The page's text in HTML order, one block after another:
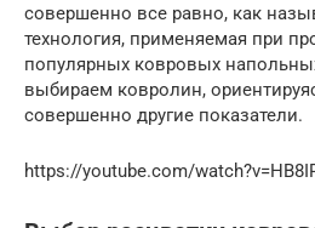
совершенно все равно, как
технология, применяемая при
популярных ковровых
выбираем ковролин,
совершенно другие показатели.
https://youtube.com/